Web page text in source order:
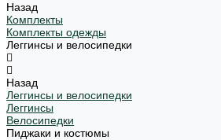
Назад
Комплекты
Комплекты одежды
Леггинсы и велосипедки
Назад
Леггинсы и велосипедки
Леггинсы
Велосипедки
Пиджаки и костюмы